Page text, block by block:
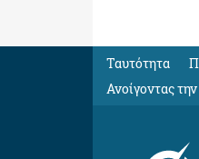
Ταυτότητα
Ανοίγοντας